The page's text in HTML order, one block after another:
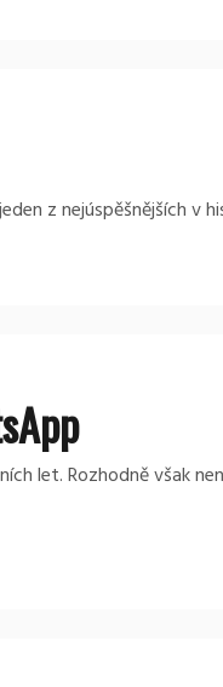
z nejúspěšnějších v
let. Rozhodně však